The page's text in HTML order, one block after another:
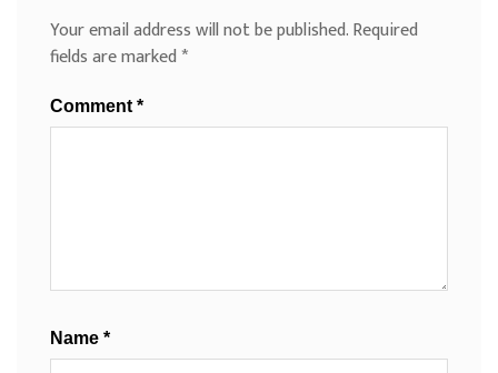
Your email address will not be published.Required
fields are marked*
Comment *
Name *